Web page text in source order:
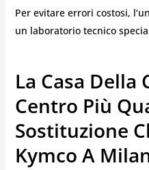
Per evitare errori costosi,
un laboratorio tecnico
La Casa Della
Centro Più
Sostituzione
Kymco A